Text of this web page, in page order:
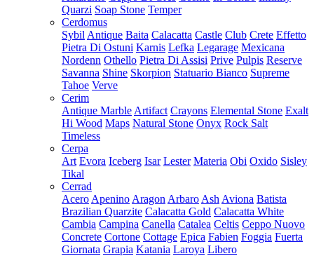
Quarzi Soap Stone Temper
Cerdomus
Sybil Antique Baita Calacatta Castle Club Crete Effetto
Pietra Di Ostuni Karnis Lefka Legarage Mexicana
Nordenn Othello Pietra Di Assisi Prive Pulpis Reserve
Savanna Shine Skorpion Statuario Bianco Supreme
Tahoe Verve
Cerim
Antique Marble Artifact Crayons Elemental Stone Exalt
Hi Wood Maps Natural Stone Onyx Rock Salt
Timeless
Cerpa
Art Evora Iceberg Isar Lester Materia Obi Oxido Sisley
Tikal
Cerrad
Acero Apenino Aragon Arbaro Ash Aviona Batista
Brazilian Quarzite Calacatta Gold Calacatta White
Cambia Campina Canella Catalea Celtis Ceppo Nuovo
Concrete Cortone Cottage Epica Fabien Foggia Fuerta
Giornata Grapia Katania Laroya Libero